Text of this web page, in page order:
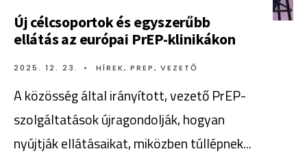
Új célcsoportok és egyszerűbb
ellátás az európai PrEP-klinikákon
2025. 12. 23. • HÍREK, PREP, VEZETŐ
A közösség által irányított, vezető PrEP-
szolgáltatások újragondolják, hogyan
nyújtják ellátásaikat, miközben túllépnek...